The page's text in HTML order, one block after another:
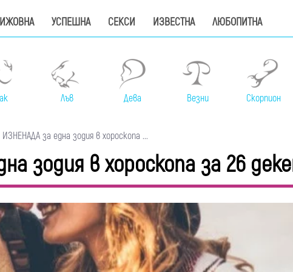
УСПЕШНА СЕКСИ ИЗВЕСТНА ЛЮБОПИТНА
Лъв Дева Везни Скорпион
за една зодия в хороскопа ...
зодия в хороскопа за 26